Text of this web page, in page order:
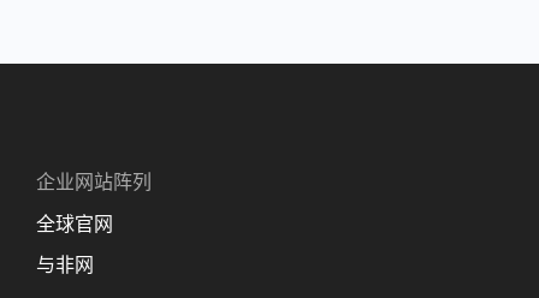
企业网站阵列
全球官网
与非网